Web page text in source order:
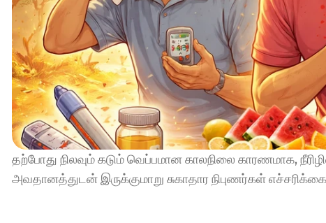
தற்போது நிலவும் கடும் வெப்பமான காலநிலை காரணமாக,
அவதானத்துடன் இருக்குமாறு சுகாதார நிபுணர்கள்